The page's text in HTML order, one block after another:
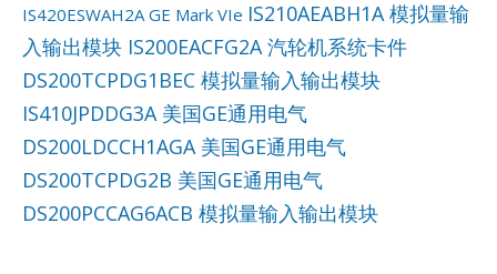
IS420ESWAH2A GE Mark VIe IS210AEABH1A 模拟量输
入输出模块 IS200EACFG2A 汽轮机系统卡件
DS200TCPDG1BEC 模拟量输入输出模块
IS410JPDDG3A 美国GE通用电气
DS200LDCCH1AGA 美国GE通用电气
DS200TCPDG2B 美国GE通用电气
DS200PCCAG6ACB 模拟量输入输出模块